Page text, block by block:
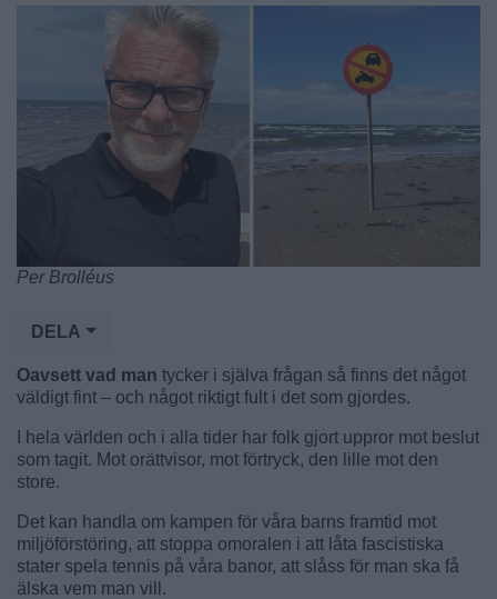
Per Brolléus
DELA
Oavsett vad man tycker i själva frågan så finns det något
väldigt fint – och något riktigt fult i det som gjordes.
I hela världen och i alla tider har folk gjort uppror mot beslut
som tagit. Mot orättvisor, mot förtryck, den lille mot den
store.
Det kan handla om kampen för våra barns framtid mot
miljöförstöring, att stoppa omoralen i att låta fascistiska
stater spela tennis på våra banor, att slåss för man ska få
älska vem man vill.